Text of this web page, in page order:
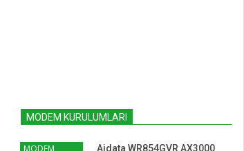
MODEM KURULUMLARI
MODEM Aidata WR854GVR AX3000